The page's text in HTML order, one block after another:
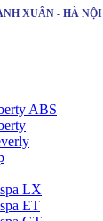
XUÂN - HÀ NỘI
ABS
LX
ET